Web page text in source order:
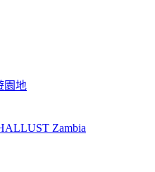
園地
Zambia